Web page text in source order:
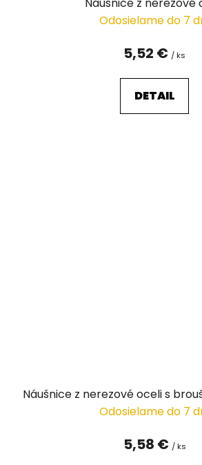
Odosielame do 7
5,52 € / ks
DETAIL
Náušnice z nerezové oceli s
Odosielame do 7
5,58 € / ks